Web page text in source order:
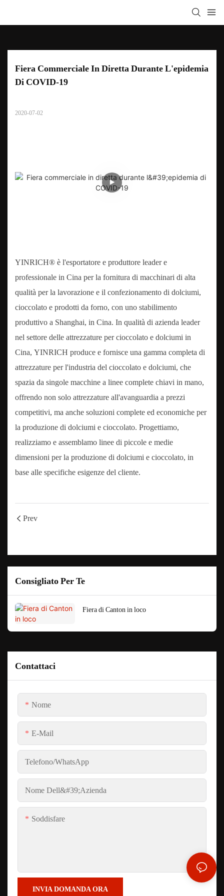
Fiera Commerciale In Diretta Durante L'epidemia
Di COVID-19
2020-07-02
YINRICH® è l'esportatore e produttore leader e
professionale in Cina per la fornitura di macchinari di alta
qualità per la lavorazione e il confezionamento di dolciumi,
cioccolato e prodotti da forno, con uno stabilimento
produttivo a Shanghai, in Cina. In qualità di azienda leader
nel settore delle attrezzature per cioccolato e dolciumi in
Cina, YINRICH produce e fornisce una gamma completa di
attrezzature per l'industria del cioccolato e dolciumi, che
spazia da singole macchine a linee complete chiavi in ​​mano,
offrendo non solo attrezzature all'avanguardia a prezzi
competitivi, ma anche soluzioni complete ed economiche per
la produzione di dolciumi e cioccolato. Progettiamo,
realizziamo e assemblamo linee di piccole e medie
dimensioni per la produzione di dolciumi e cioccolato, in
base alle specifiche esigenze del cliente.
Prev
Consigliato Per Te
Fiera di Canton in loco
Contattaci
Nome
E-Mail
Telefono/WhatsApp
Nome Dell&#39;azienda
Soddisfare
INVIA DOMANDA ORA